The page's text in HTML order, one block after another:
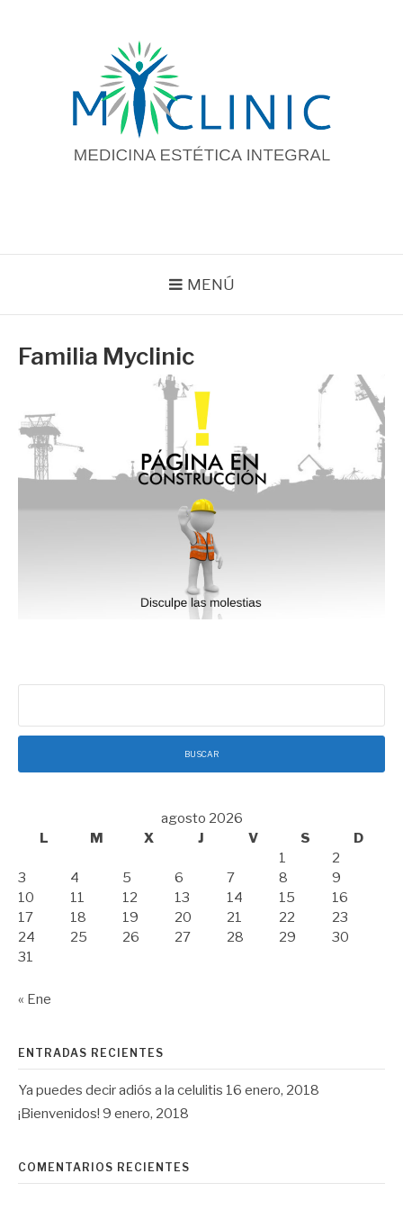
MENÚ
Familia Myclinic
agosto 2026
L
M X J V S
D
1
2
3
4 5 6 7 8
9
10
11 12 13 14 15
16
17
18 19 20 21 22
23
24
25 26 27 28 29
30
31
« Ene
ENTRADAS RECIENTES
Ya puedes decir adiós a la celulitis 16 enero, 2018
¡Bienvenidos! 9 enero, 2018
COMENTARIOS RECIENTES